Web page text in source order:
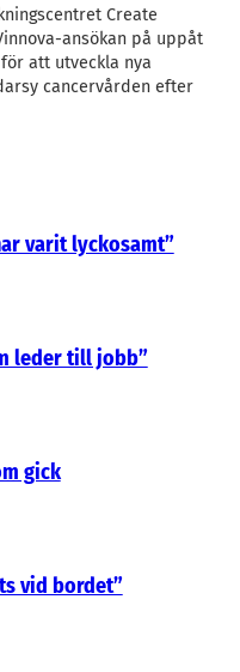
varit lyckosamt”
leder till jobb”
gick
vid bordet”
Create
ansökan på uppåt
att utveckla nya
cancervården efter